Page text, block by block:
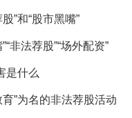
”和“股市黑嘴”
非法荐股”“场外配资”
是什么
”为名的非法荐股活动